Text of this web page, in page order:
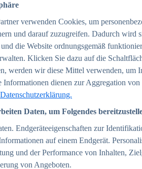
verwenden Cookies, um
und darauf zuzugreifen. Dadurch wird
die Website ordnungsgemäß
Klicken Sie dazu auf die
werden wir diese Mittel verwenden, um
Informationen dienen zur Aggregation
Datenschutzerklärung.
Daten, um Folgendes
Endgeräteeigenschaften zur
auf einem Endgerät.
und der Performance von Inhalten,
von Angeboten.